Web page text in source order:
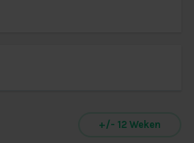
+/- 12 Weken